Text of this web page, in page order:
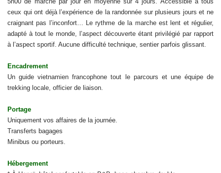
ceux qui ont déjà l’expérience de la randonnée sur plusieurs jours et ne
craignant pas l’inconfort… Le rythme de la marche est lent et régulier,
adapté à tout le monde, l’aspect découverte étant privilégié par rapport
à l’aspect sportif. Aucune difficulté technique, sentier parfois glissant.
Encadrement
Un guide vietnamien francophone tout le parcours et une équipe de
trekking locale, officier de liaison.
Portage
Uniquement vos affaires de la journée.
Transferts bagages
Minibus ou porteurs.
Hébergement